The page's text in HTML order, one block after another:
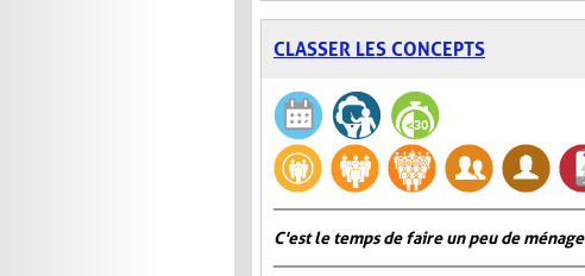
CLASSER LES CONCEPTS
C'est le temps de faire un peu de ménage